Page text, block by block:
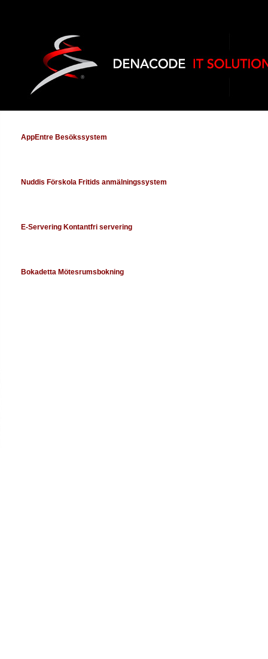
AppEntre Besökssystem
Nuddis Förskola Fritids anmälningssystem
E-Servering Kontantfri servering
Bokadetta Mötesrumsbokning